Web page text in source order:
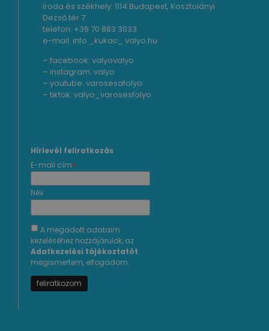
iroda és székhely: 1114 Budapest, Kosztolányi
Dezső tér 7.
telefon: +36 70 883 3033
e-mail: info _kukac_ valyo.hu
– facebook: valyovalyo
– instagram: valyo
– youtube: varosesafolyo
– tiktok: valyo_varosesfolyo
Hírlevél feliratkozás
E-mail cím*
Név
A megadott adataim
kezeléséhez hozzájárulok, az
Adatkezelési tájékoztatót
megismertem, elfogadom.